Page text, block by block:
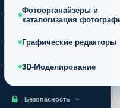
Фотоорганайзеры и
каталогизация
Графические редакторы
3D-Моделирование
Безопасность